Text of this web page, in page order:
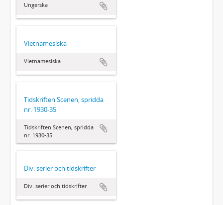
Ungerska
Vietnamesiska
Vietnamesiska
Tidskriften Scenen, spridda
nr. 1930-35
Tidskriften Scenen, spridda
nr. 1930-35
Div. serier och tidskrifter
Div. serier och tidskrifter